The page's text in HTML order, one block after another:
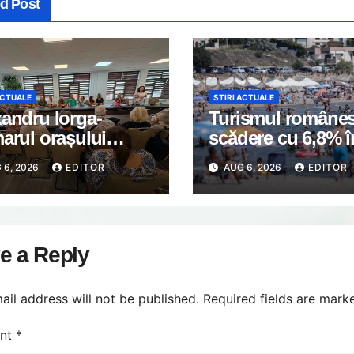
Post
Iorga-
orașului
Astăzi a avut
de lucru
6, 2026 EDITOR
STIRI ACTUALE
Turismul
scădere cu 6,8%
primul semestru
2026
AUG 6, 2026 EDITOR
a Reply
address will not be published. Required fields are
*